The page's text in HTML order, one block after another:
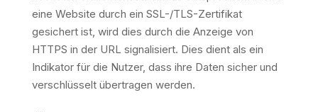
eine Website durch ein SSL-/TLS-Zertifikat
gesichert ist, wird dies durch die Anzeige von
HTTPS in der URL signalisiert. Dies dient als ein
Indikator für die Nutzer, dass ihre Daten sicher und
verschlüsselt übertragen werden.